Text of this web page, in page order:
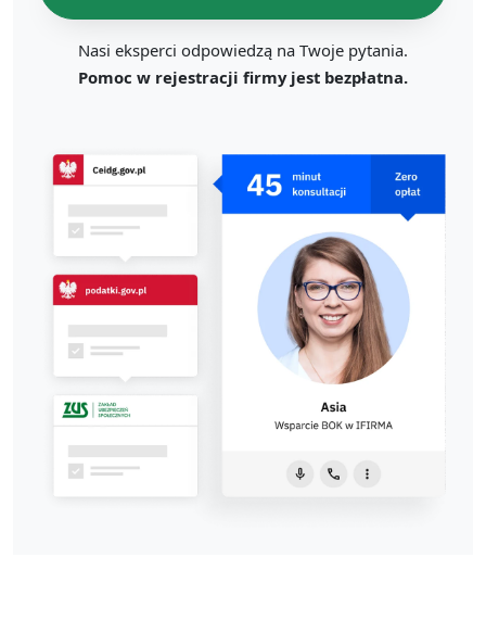
Nasi eksperci odpowiedzą na Twoje pytania.
Pomoc w rejestracji firmy jest bezpłatna.